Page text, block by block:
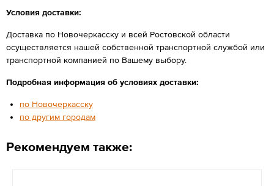
Условия доставки:
Доставка по Новочеркасску и всей Ростовской области
осуществляется нашей собственной транспортной службой или
транспортной компанией по Вашему выбору.
Подробная информация об условиях доставки:
по Новочеркасску
по другим городам
Рекомендуем также: